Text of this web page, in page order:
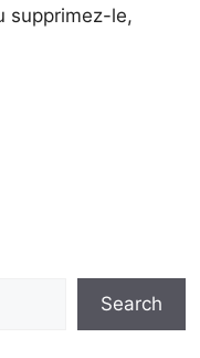
supprimez-le,
Search